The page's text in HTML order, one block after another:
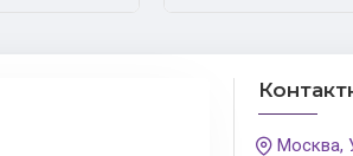
Москва,